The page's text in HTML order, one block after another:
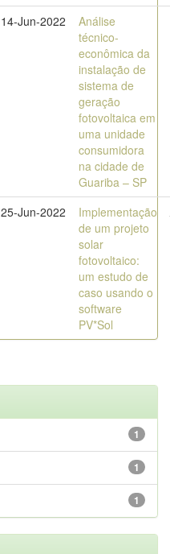
14-Jun-2022
Análise
técnico-
econômica da
instalação de
sistema de
geração
fotovoltaica em
uma unidade
consumidora
na cidade de
Guariba – SP
25-Jun-2022
Implementação
de um projeto
solar
fotovoltaico:
um estudo de
caso usando o
software
PV*Sol
1
1
1